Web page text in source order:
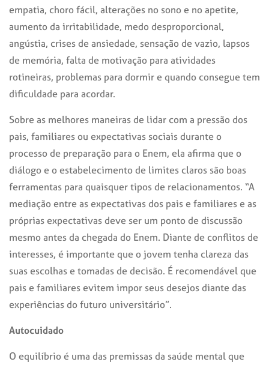
empatia, choro fácil, alterações no sono e no apetite,
aumento da irritabilidade, medo desproporcional,
angústia, crises de ansiedade, sensação de vazio, lapsos
de memória, falta de motivação para atividades
rotineiras, problemas para dormir e quando consegue tem
dificuldade para acordar.
Sobre as melhores maneiras de lidar com a pressão dos
pais, familiares ou expectativas sociais durante o
processo de preparação para o Enem, ela afirma que o
diálogo e o estabelecimento de limites claros são boas
ferramentas para quaisquer tipos de relacionamentos. “A
mediação entre as expectativas dos pais e familiares e as
próprias expectativas deve ser um ponto de discussão
mesmo antes da chegada do Enem. Diante de conflitos de
interesses, é importante que o jovem tenha clareza das
suas escolhas e tomadas de decisão. É recomendável que
pais e familiares evitem impor seus desejos diante das
experiências do futuro universitário”.
Autocuidado
O equilíbrio é uma das premissas da saúde mental que